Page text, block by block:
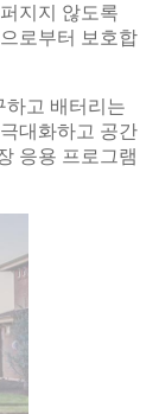
지지 않도록
로부터 보호합
하고 배터리는
대화하고 공간
응용 프로그램